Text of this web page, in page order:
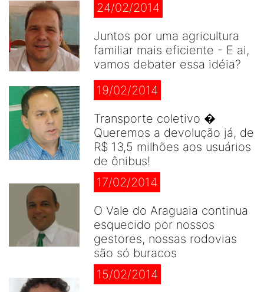
24/02/2014
Juntos por uma agricultura
familiar mais eficiente - E ai,
vamos debater essa idéia?
19/02/2014
Transporte coletivo �
Queremos a devolução já, de
R$ 13,5 milhões aos usuários
de ônibus!
17/02/2014
O Vale do Araguaia continua
esquecido por nossos
gestores, nossas rodovias
são só buracos
15/02/2014